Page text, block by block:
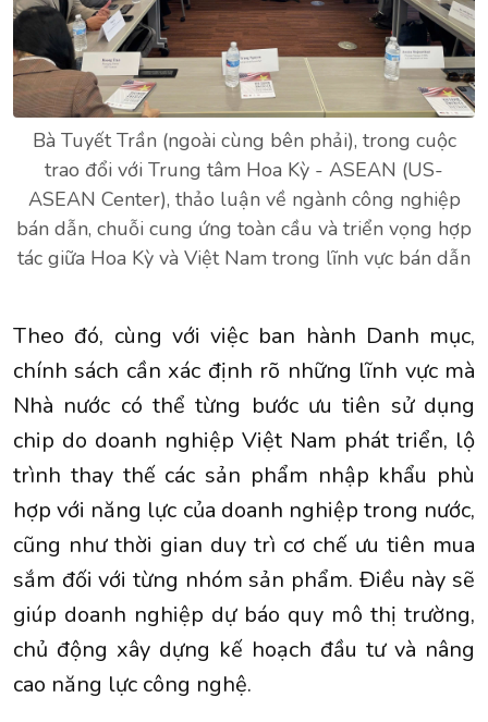
Bà Tuyết Trần (ngoài cùng bên phải), trong cuộc
trao đổi với Trung tâm Hoa Kỳ - ASEAN (US-
ASEAN Center), thảo luận về ngành công nghiệp
bán dẫn, chuỗi cung ứng toàn cầu và triển vọng hợp
tác giữa Hoa Kỳ và Việt Nam trong lĩnh vực bán dẫn
Theo đó, cùng với việc ban hành Danh mục,
chính sách cần xác định rõ những lĩnh vực mà
Nhà nước có thể từng bước ưu tiên sử dụng
chip do doanh nghiệp Việt Nam phát triển, lộ
trình thay thế các sản phẩm nhập khẩu phù
hợp với năng lực của doanh nghiệp trong nước,
cũng như thời gian duy trì cơ chế ưu tiên mua
sắm đối với từng nhóm sản phẩm. Điều này sẽ
giúp doanh nghiệp dự báo quy mô thị trường,
chủ động xây dựng kế hoạch đầu tư và nâng
cao năng lực công nghệ.